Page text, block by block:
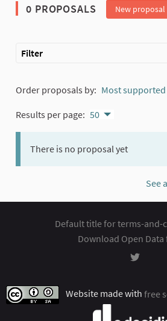
0 PROPOSALS New proposal
Filter
Order proposals by: Most supported
Results per page: 50
There is no proposal yet
See
Default title for terms-and-
Download Open Data
Website made with free